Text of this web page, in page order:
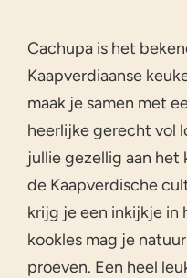
Cachupa is het
Kaapverdiaanse
maak je samen met
heerlijke gerecht vol
jullie gezellig aan het
de Kaapverdische
krijg je een inkijkje in
kookles mag je
proeven. Een heel